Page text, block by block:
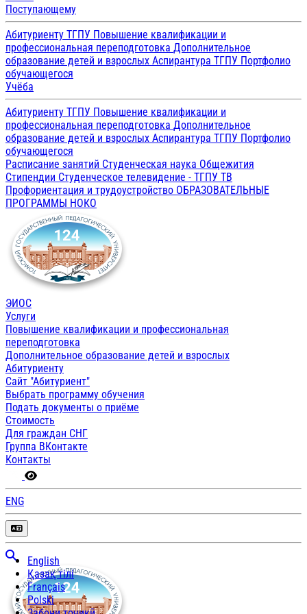
Поступающему
Абитуриенту ТГПУ Повышение квалификации и
профессиональная переподготовка Дополнительное
образование детей и взрослых Аспирантура ТГПУ Портфолио
обучающегося
Учёба
Абитуриенту ТГПУ Повышение квалификации и
профессиональная переподготовка Дополнительное
образование детей и взрослых Аспирантура ТГПУ Портфолио
обучающегося
Расписание занятий Студенческая наука Общежития
Стипендии Студенческое телевидение - ТГПУ ТВ
Профориентация и трудоустройство ОБРАЗОВАТЕЛЬНЫЕ
ПРОГРАММЫ НОКО
ЭИОС
Услуги
Повышение квалификации и профессиональная
переподготовка
Дополнительное образование детей и взрослых
Абитуриенту
Сайт "Абитуриент"
Выбрать программу обучения
Подать документы о приёме
Стоимость
Для граждан СНГ
Группа ВКонтакте
Контакты
ENG
English
Қазақ тілі
Français
Polski